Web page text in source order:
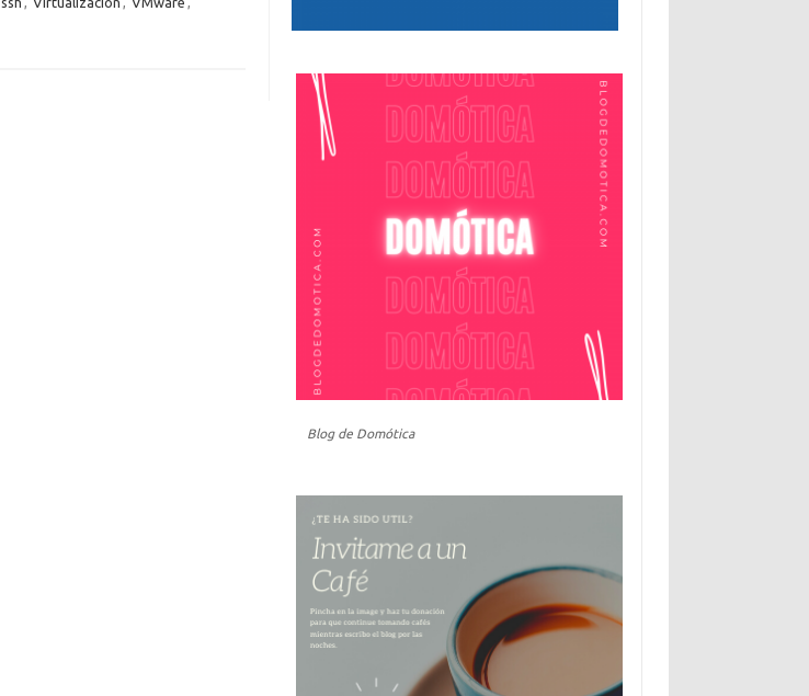
Blog de Domótica